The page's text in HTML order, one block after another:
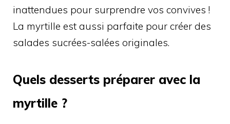
inattendues pour surprendre vos convives !
La myrtille est aussi parfaite pour créer des
salades sucrées-salées originales.
Quels desserts préparer avec la
myrtille ?